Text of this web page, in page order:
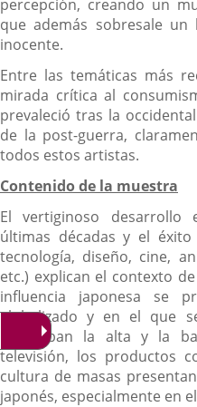
percepción, creando un
que además sobresale un
inocente.
Entre las temáticas más
mirada crítica al
prevaleció tras la
de la post-guerra,
todos estos artistas.
Contenido de la muestra
El vertiginoso desarrollo
últimas décadas y el
tecnología, diseño, cine,
etc.) explican el contexto
influencia japonesa se
globalizado y en el que
separaban la alta y la
televisión, los productos
cultura de masas
japonés, especialmente en